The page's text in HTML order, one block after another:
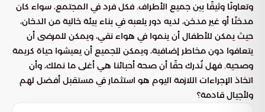
وتعاونًا وثيقًا بين جميع الأطراف. فكل فرد في المجتمع، سواء كان
مدخنًا أو غير مدخن، لديه دور يلعبه في بناء بيئة خالية من الدخان،
حيث يمكن للأطفال أن ينموا في هواء نقي، ويمكن للمرضى أن
يتعافوا دون مخاطر إضافية، ويمكن للجميع أن يعيشوا حياة كريمة
وصحية. فهل نُدرك حقًا أن صحة أحبائنا هي أغلى ما نملك، وأن
اتخاذ الإجراءات اللازمة اليوم هو استثمار في مستقبل أفضل لهم
ولأجيال قادمة؟